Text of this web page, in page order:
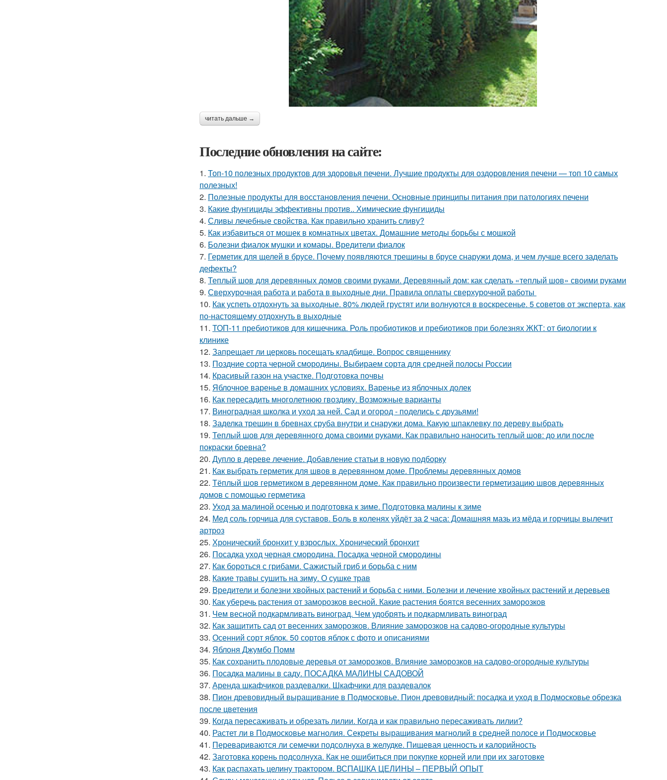
читать дальше →
Последние обновления на сайте:
1. Топ-10 полезных продуктов для здоровья печени. Лучшие продукты для оздоровления печени — топ 10 самых
полезных!
2. Полезные продукты для восстановления печени. Основные принципы питания при патологиях печени
3. Какие фунгициды эффективны против.. Химические фунгициды
4. Сливы лечебные свойства. Как правильно хранить сливу?
5. Как избавиться от мошек в комнатных цветах. Домашние методы борьбы с мошкой
6. Болезни фиалок мушки и комары. Вредители фиалок
7. Герметик для щелей в брусе. Почему появляются трещины в брусе снаружи дома, и чем лучше всего заделать
дефекты?
8. Теплый шов для деревянных домов своими руками. Деревянный дом: как сделать «теплый шов» своими руками
9. Сверхурочная работа и работа в выходные дни. Правила оплаты сверхурочной работы
10. Как успеть отдохнуть за выходные. 80% людей грустят или волнуются в воскресенье. 5 советов от эксперта, как
по-настоящему отдохнуть в выходные
11. ТОП-11 пребиотиков для кишечника. Роль пробиотиков и пребиотиков при болезнях ЖКТ: от биологии к
клинике
12. Запрещает ли церковь посещать кладбище. Вопрос священнику
13. Поздние сорта черной смородины. Выбираем сорта для средней полосы России
14. Красивый газон на участке. Подготовка почвы
15. Яблочное варенье в домашних условиях. Варенье из яблочных долек
16. Как пересадить многолетнюю гвоздику. Возможные варианты
17. Виноградная школка и уход за ней. Сад и огород - поделись с друзьями!
18. Заделка трещин в бревнах сруба внутри и снаружи дома. Какую шпаклевку по дереву выбрать
19. Теплый шов для деревянного дома своими руками. Как правильно наносить теплый шов: до или после
покраски бревна?
20. Дупло в дереве лечение. Добавление статьи в новую подборку
21. Как выбрать герметик для швов в деревянном доме. Проблемы деревянных домов
22. Тёплый шов герметиком в деревянном доме. Как правильно произвести герметизацию швов деревянных
домов с помощью герметика
23. Уход за малиной осенью и подготовка к зиме. Подготовка малины к зиме
24. Мед соль горчица для суставов. Боль в коленях уйдёт за 2 часа: Домашняя мазь из мёда и горчицы вылечит
артроз
25. Хронический бронхит у взрослых. Хронический бронхит
26. Посадка уход черная смородина. Посадка черной смородины
27. Как бороться с грибами. Сажистый гриб и борьба с ним
28. Какие травы сушить на зиму. О сушке трав
29. Вредители и болезни хвойных растений и борьба с ними. Болезни и лечение хвойных растений и деревьев
30. Как уберечь растения от заморозков весной. Какие растения боятся весенних заморозков
31. Чем весной подкармливать виноград. Чем удобрять и подкармливать виноград
32. Как защитить сад от весенних заморозков. Влияние заморозков на садово-огородные культуры
33. Осенний сорт яблок. 50 сортов яблок с фото и описаниями
34. Яблоня Джумбо Помм
35. Как сохранить плодовые деревья от заморозков. Влияние заморозков на садово-огородные культуры
36. Посадка малины в саду. ПОСАДКА МАЛИНЫ САДОВОЙ
37. Аренда шкафчиков раздевалки. Шкафчики для раздевалок
38. Пион древовидный выращивание в Подмосковье. Пион древовидный: посадка и уход в Подмосковье обрезка
после цветения
39. Когда пересаживать и обрезать лилии. Когда и как правильно пересаживать лилии?
40. Растет ли в Подмосковье магнолия. Секреты выращивания магнолий в средней полосе и Подмосковье
41. Перевариваются ли семечки подсолнуха в желудке. Пищевая ценность и калорийность
42. Заготовка корень подсолнуха. Как не ошибиться при покупке корней или при их заготовке
43. Как распахать целину трактором. ВСПАШКА ЦЕЛИНЫ – ПЕРВЫЙ ОПЫТ